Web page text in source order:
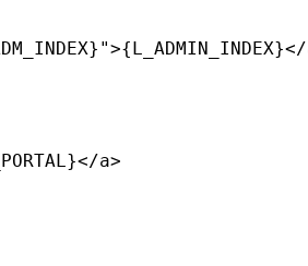
a>